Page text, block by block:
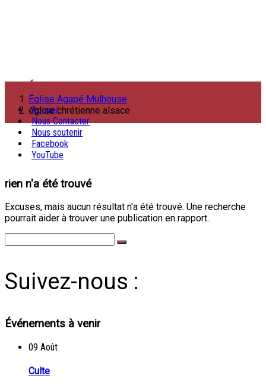
Accueil
Nous Contacter
Nous soutenir
Facebook
YouTube
Église Agapé Mulhouse
église chrétienne alsace
rien n'a été trouvé
Excuses, mais aucun résultat n'a été trouvé. Une recherche
pourrait aider à trouver une publication en rapport..
Suivez-nous :
Événements à venir
09 Août
Culte